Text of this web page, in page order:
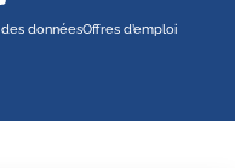
donnéesOffres d’emploi